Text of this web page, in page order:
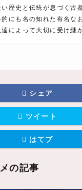
い歴史と伝統が息づく古
的にも名の知れた有名な
達によって大切に受け継
シェア
ツイート
はてブ
の記事